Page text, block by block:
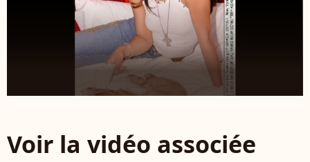
Voir la vidéo associée